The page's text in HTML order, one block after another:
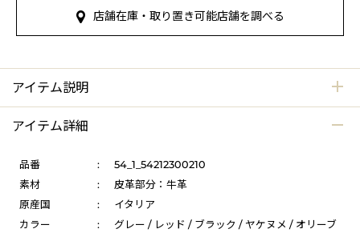
店舗在庫・取り置き可能店舗を調べる
アイテム説明
アイテム詳細
品番 :
54_1_54212300210
素材
:
皮革部分：牛革
原産国
:
イタリア
カラー
:
グレー / レッド / ブラック / ヤケヌメ / オリーブ